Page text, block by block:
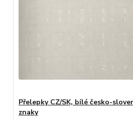
Přelepky CZ/SK, bílé česko-
znaky